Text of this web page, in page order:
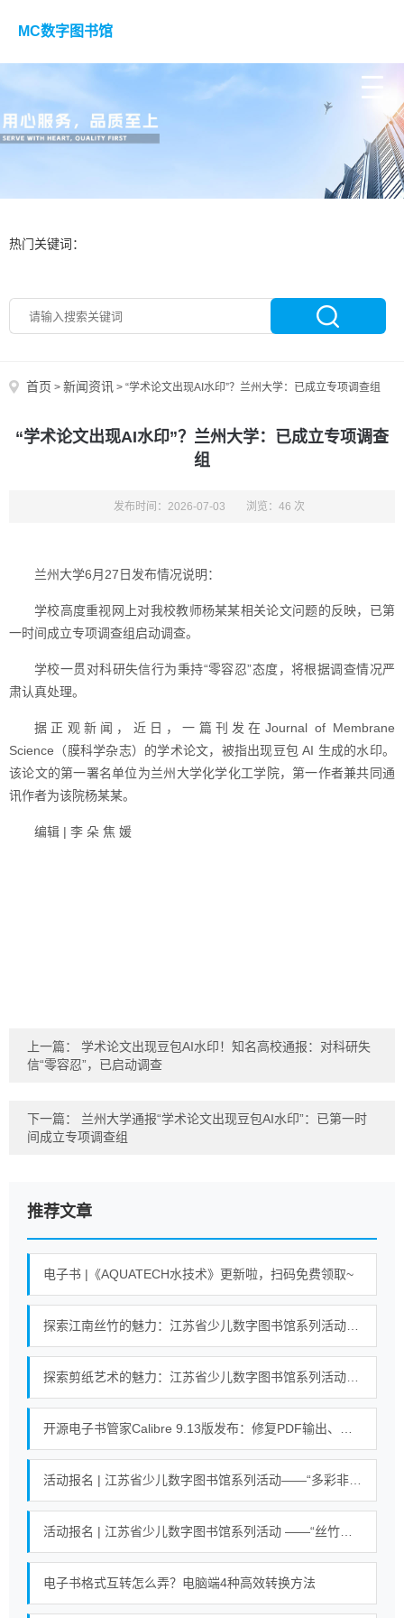
MC数字图书馆
热门关键词：
首页 > 新闻资讯 > “学术论文出现AI水印”？兰州大学：已成立专项调查组
“学术论文出现AI水印”？兰州大学：已成立专项调查
组
发布时间：2026-07-03 浏览：46 次
兰州大学6月27日发布情况说明：
学校高度重视网上对我校教师杨某某相关论文问题的反映，已第
一时间成立专项调查组启动调查。
学校一贯对科研失信行为秉持“零容忍”态度，将根据调查情况严
肃认真处理。
据正观新闻，近日，一篇刊发在Journal of Membrane
Science（膜科学杂志）的学术论文，被指出现豆包 AI 生成的水印。
该论文的第一署名单位为兰州大学化学化工学院，第一作者兼共同通
讯作者为该院杨某某。
编辑 | 李 朵 焦 媛
上一篇： 学术论文出现豆包AI水印！知名高校通报：对科研失
信“零容忍”，已启动调查
下一篇： 兰州大学通报“学术论文出现豆包AI水印”：已第一时
间成立专项调查组
推荐文章
电子书 |《AQUATECH水技术》更新啦，扫码免费领取~
电子书格式互转怎么弄？电脑端4种高效转换方法